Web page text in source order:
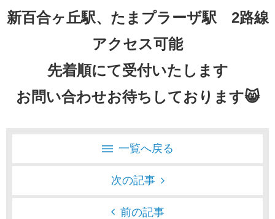
新百合ヶ丘駅、たまプラーザ駅 2路線
アクセス可能
先着順にて受付いたします
お問い合わせお待ちしております😸
一覧へ戻る
次の記事
前の記事